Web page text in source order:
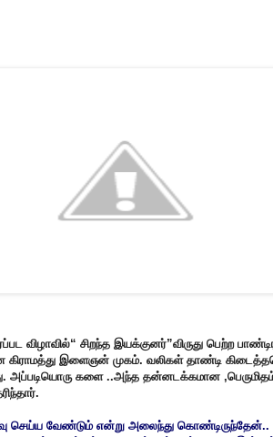
விழாவில்“ சிறந்த இயக்குனர்”விருது பெற்ற
கிராமத்து இளைஞன் முகம். வலிகள் தாண்டி
அப்படியொரு களை ..அந்த தன்னடக்கமான
செய்ய வேண்டும் என்று அலைந்து கொண்டிருந்தேன்..